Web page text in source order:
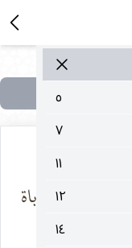
٥
٧
١١
١٢
١٤
أبداً خلفه الاُباة